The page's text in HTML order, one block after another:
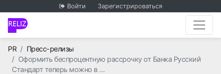
Войти Зарегистрироваться
PRГлавная
Пресс-релизы
Оформить беспроцентную рассрочку от Банка Русский
Стандарт теперь можно в …